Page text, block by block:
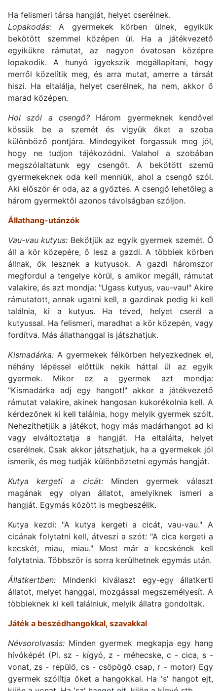
Ha felismeri társa hangját, helyet cserélnek.
Lopakodás: A gyermekek körben ülnek, egyikük
bekötött szemmel középen ül. Ha a játékvezető
egyikükre rámutat, az nagyon óvatosan középre
lopakodik. A hunyó igyekszik megállapítani, hogy
merről közelítik meg, és arra mutat, amerre a társát
hiszi. Ha eltalálja, helyet cserélnek, ha nem, akkor ő
marad középen.
Hol szól a csengő? Három gyermeknek kendővel
kössük be a szemét és vigyük őket a szoba
különböző pontjára. Mindegyiket forgassuk meg jól,
hogy ne tudjon tájékozódni. Valahol a szobában
megszólaltatunk egy csengőt. A bekötött szemű
gyermekeknek oda kell menniük, ahol a csengő szól.
Aki először ér oda, az a győztes. A csengő lehetőleg a
három gyermektől azonos távolságban szóljon.
Állathang-utánzók
Vau-vau kutyus: Bekötjük az egyik gyermek szemét. Ő
áll a kör közepére, ő lesz a gazdi. A többiek körben
állnak, ők lesznek a kutyusok. A gazdi háromszor
megfordul a tengelye körül, s amikor megáll, rámutat
valakire, és azt mondja: "Ugass kutyus, vau-vau!" Akire
rámutatott, annak ugatni kell, a gazdinak pedig ki kell
találnia, ki a kutyus. Ha téved, helyet cserél a
kutyussal. Ha felismeri, maradhat a kör közepén, vagy
fordítva. Más állathanggal is játszhatjuk.
Kismadárka: A gyermekek félkörben helyezkednek el,
néhány lépéssel előttük nekik háttal ül az egyik
gyermek. Mikor ez a gyermek azt mondja:
"Kismadárka adj egy hangot!" akkor a játékvezető
rámutat valakire, akinek hangosan kukorékolnia kell. A
kérdezőnek ki kell találnia, hogy melyik gyermek szólt.
Nehezíthetjük a játékot, hogy más madárhangot ad ki
vagy elváltoztatja a hangját. Ha eltalálta, helyet
cserélnek. Csak akkor játszhatjuk, ha a gyermekek jól
ismerik, és meg tudják különböztetni egymás hangját.
Kutya kergeti a cicát: Minden gyermek választ
magának egy olyan állatot, amelyiknek ismeri a
hangját. Egymás között is megbeszélik.
Kutya kezdi: "A kutya kergeti a cicát, vau-vau." A
cicának folytatni kell, átveszi a szót: "A cica kergeti a
kecskét, miau, miau." Most már a kecskének kell
folytatnia. Többször is sorra kerülhetnek egymás után.
Állatkertben: Mindenki kiválaszt egy-egy állatkerti
állatot, melyet hanggal, mozgással megszemélyesít. A
többieknek ki kell találniuk, melyik állatra gondoltak.
Játék a beszédhangokkal, szavakkal
Névsorolvasás: Minden gyermek megkapja egy hang
hívóképét (Pl. sz - kígyó, z - méhecske, c - cica, s -
vonat, zs - repülő, cs - csöpögő csap, r - motor) Egy
gyermek szólítja őket a hangokkal. Ha 's' hangot ejt,